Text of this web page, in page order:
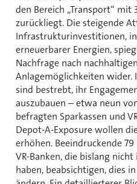
den Bereich „Transport“ mit
zurückliegt. Die steigende
Infrastrukturinvestitionen,
erneuerbarer Energien,
Nachfrage nach
Anlagemöglichkeiten
sind bestrebt, ihr
auszubauen – etwa neun
befragten Sparkassen und
Depot-A-Exposure wollen
erhöhen. Beeindruckende
VR-Banken, die bislang
haben, beabsichtigen, dies